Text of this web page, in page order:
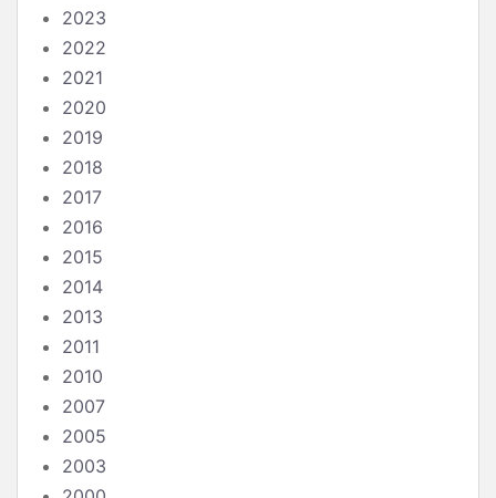
2023
2022
2021
2020
2019
2018
2017
2016
2015
2014
2013
2011
2010
2007
2005
2003